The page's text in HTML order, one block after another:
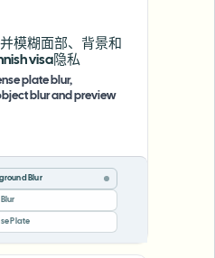
模糊面部、背景和
visa隐私
plate blur,
blur and preview
Blur
Plate